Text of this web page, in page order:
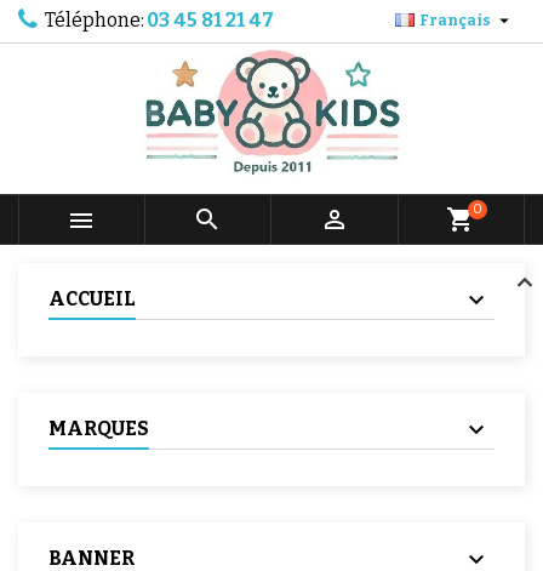
Téléphone: 03 45 81 21 47 Français 
   shopping_cart0
ACCUEIL
MARQUES
BANNER